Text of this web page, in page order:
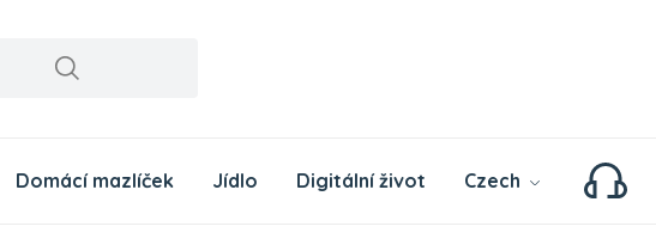
Domácí mazlíček Jídlo Digitální život Czech